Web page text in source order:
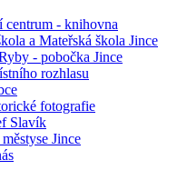
centrum - knihovna
a Mateřská škola Jince
- pobočka Jince
rozhlasu
fotografie
Slavík
Jince